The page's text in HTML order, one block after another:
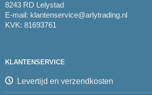
8243 RD Lelystad
E-mail: klantenservice@arlytrading.nl
KVK: 81693761
KLANTENSERVICE
Levertijd en verzendkosten